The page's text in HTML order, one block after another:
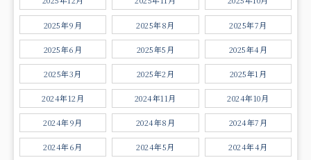
2025年9月 2025年8月 2025年7月
2025年6月 2025年5月 2025年4月
2025年3月 2025年2月 2025年1月
2024年12月 2024年11月 2024年10月
2024年9月 2024年8月 2024年7月
2024年6月 2024年5月 2024年4月